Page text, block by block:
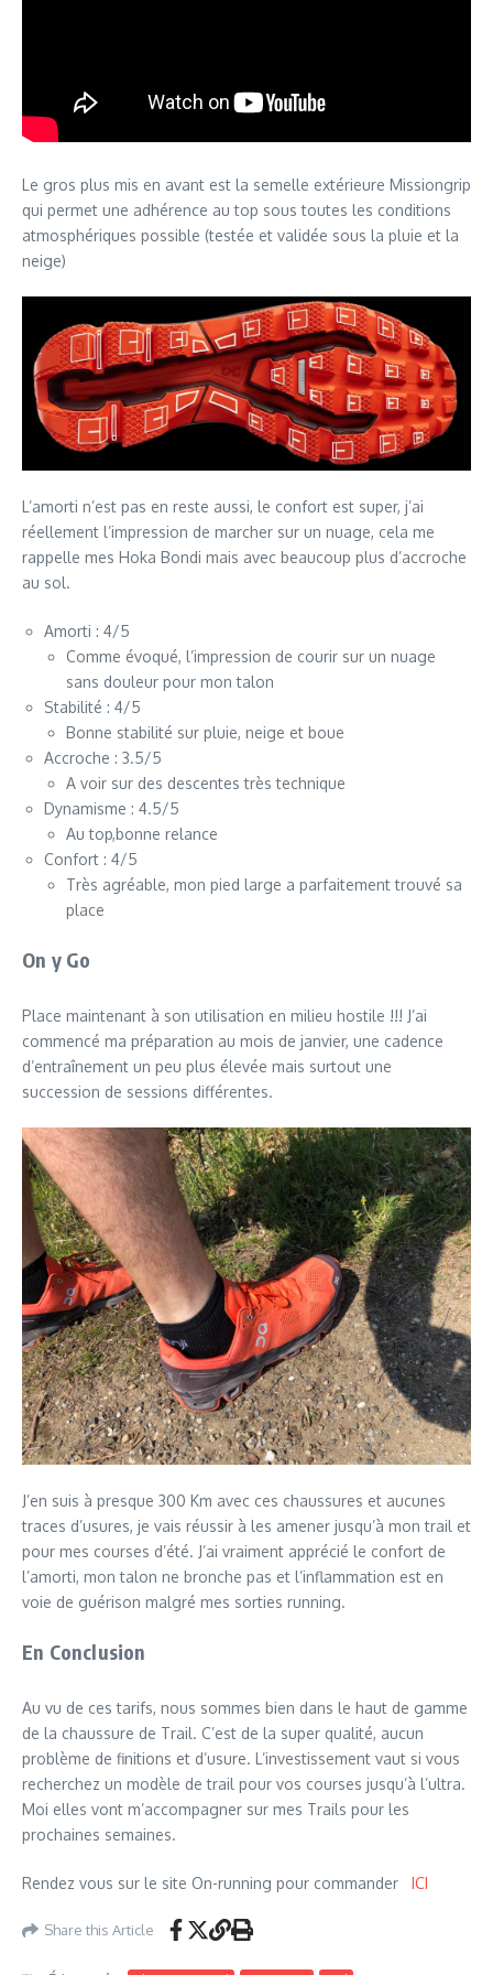
Le gros plus mis en avant est la semelle extérieure Missiongrip
qui permet une adhérence au top sous toutes les conditions
atmosphériques possible (testée et validée sous la pluie et la
neige)
L’amorti n’est pas en reste aussi, le confort est super, j’ai
réellement l’impression de marcher sur un nuage, cela me
rappelle mes Hoka Bondi mais avec beaucoup plus d’accroche
au sol.
Amorti : 4/5
Comme évoqué, l’impression de courir sur un nuage
sans douleur pour mon talon
Stabilité : 4/5
Bonne stabilité sur pluie, neige et boue
Accroche : 3.5/5
A voir sur des descentes très technique
Dynamisme : 4.5/5
Au top,bonne relance
Confort : 4/5
Très agréable, mon pied large a parfaitement trouvé sa
place
On y Go
Place maintenant à son utilisation en milieu hostile !!! J’ai
commencé ma préparation au mois de janvier, une cadence
d’entraînement un peu plus élevée mais surtout une
succession de sessions différentes.
J’en suis à presque 300 Km avec ces chaussures et aucunes
traces d’usures, je vais réussir à les amener jusqu’à mon trail et
pour mes courses d’été. J’ai vraiment apprécié le confort de
l’amorti, mon talon ne bronche pas et l’inflammation est en
voie de guérison malgré mes sorties running.
En Conclusion
Au vu de ces tarifs, nous sommes bien dans le haut de gamme
de la chaussure de Trail. C’est de la super qualité, aucun
problème de finitions et d’usure. L’investissement vaut si vous
recherchez un modèle de trail pour vos courses jusqu’à l’ultra.
Moi elles vont m’accompagner sur mes Trails pour les
prochaines semaines.
Rendez vous sur le site On-running pour commander ICI
Share this Article